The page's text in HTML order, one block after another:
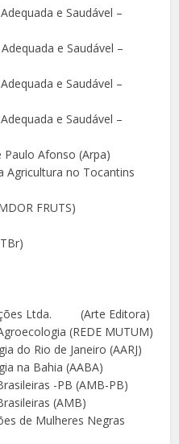
e Saudável –
e Saudável –
e Saudável –
e Saudável –
Paulo Afonso (Arpa)
Agricultura no Tocantins
FRUTS)
Ltda. (Arte Editora)
(REDE MUTUM)
do Rio de Janeiro (AARJ)
na Bahia (AABA)
-PB (AMB-PB)
(AMB)
de Mulheres Negras